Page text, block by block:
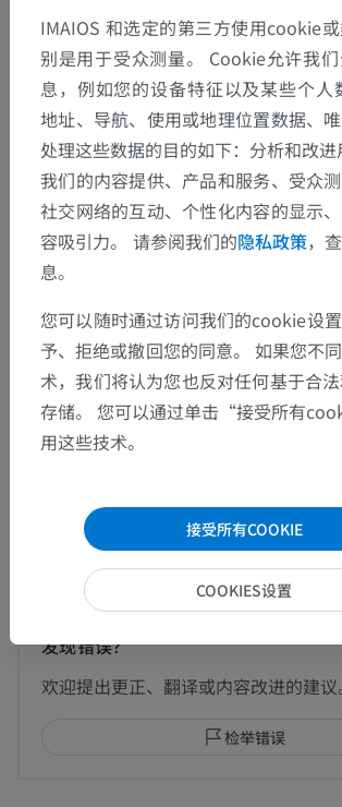
人体解剖学2
人体 > 整合系统> 神经系统> 中枢
大脑
大脑 间脑> 丘脑> 丘脑外
丘脑背核> 外侧后核
底层结构： 这个解剖部位没有子结构
人体解剖学1
人体神经解剖学
动物的比较解剖学
发现错误？
欢迎提出更正、翻译或内容改进的建议
检举错误
IMAIOS 和选定的第三方使用cookie
别是用于受众测量。 Cookie允许我
息，例如您的设备特征以及某些个人
地址、导航、使用或地理位置数据、唯
处理这些数据的目的如下：分析和改
我们的内容提供、产品和服务、受众
社交网络的互动、个性化内容的显示
容吸引力。 请参阅我们的隐私政策，
息。
您可以随时通过访问我们的cookie设
予、拒绝或撤回您的同意。 如果您不
术，我们将认为您也反对任何基于合
存储。 您可以通过单击“接受所有
用这些技术。
接受所有COOKIE
COOKIES设置